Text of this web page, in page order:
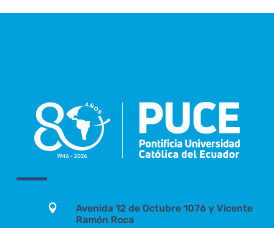

Avenida 12 de Octubre 1076 y Vicente
Ramón Roca